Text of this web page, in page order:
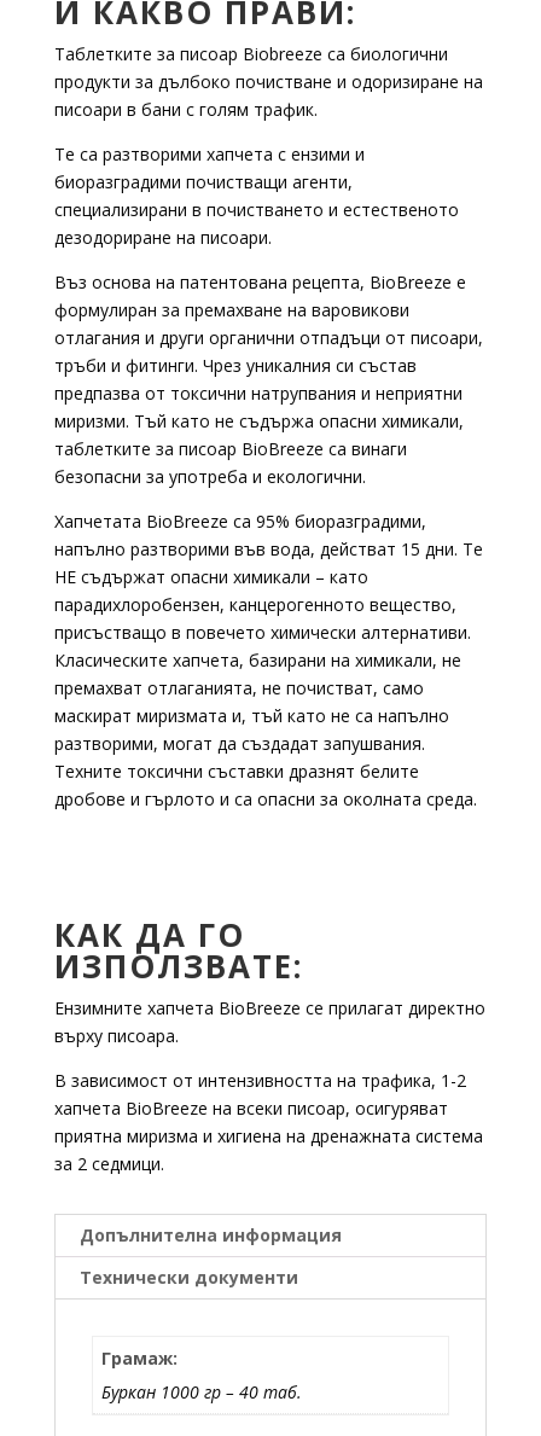
И КАКВО ПРАВИ:
Таблетките за писоар Biobreeze са биологични
продукти за дълбоко почистване и одоризиране на
писоари в бани с голям трафик.
Те са разтворими хапчета с ензими и
биоразградими почистващи агенти,
специализирани в почистването и естественото
дезодориране на писоари.
Въз основа на патентована рецепта, BioBreeze е
формулиран за премахване на варовикови
отлагания и други органични отпадъци от писоари,
тръби и фитинги. Чрез уникалния си състав
предпазва от токсични натрупвания и неприятни
миризми. Тъй като не съдържа опасни химикали,
таблетките за писоар BioBreeze са винаги
безопасни за употреба и екологични.
Хапчетата BioBreeze са 95% биоразградими,
напълно разтворими във вода, действат 15 дни. Те
НЕ съдържат опасни химикали – като
парадихлоробензен, канцерогенното вещество,
присъстващо в повечето химически алтернативи.
Класическите хапчета, базирани на химикали, не
премахват отлаганията, не почистват, само
маскират миризмата и, тъй като не са напълно
разтворими, могат да създадат запушвания.
Техните токсични съставки дразнят белите
дробове и гърлото и са опасни за околната среда.
КАК ДА ГО
ИЗПОЛЗВАТЕ:
Ензимните хапчета BioBreeze се прилагат директно
върху писоара.
В зависимост от интензивността на трафика, 1-2
хапчета BioBreeze на всеки писоар, осигуряват
приятна миризма и хигиена на дренажната система
за 2 седмици.
Допълнителна информация
Технически документи
Грамаж:
Буркан 1000 гр – 40 таб.